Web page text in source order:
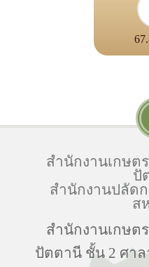
สำนักงานเกษต
ปั
สำนักงานปลัดก
ส
สำนักงานเกษต
ปัตตานี ชั้น 2 ศา